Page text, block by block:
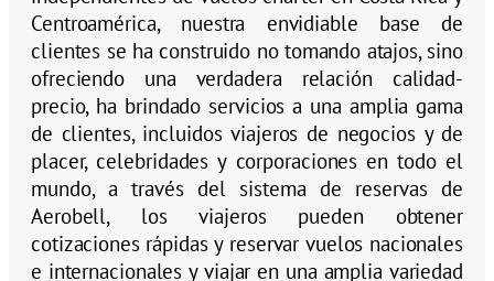
Centroamérica, nuestra envidiable base de
clientes se ha construido no tomando atajos, sino
ofreciendo una verdadera relación calidad-
precio, ha brindado servicios a una amplia gama
de clientes, incluidos viajeros de negocios y de
placer, celebridades y corporaciones en todo el
mundo, a través del sistema de reservas de
Aerobell, los viajeros pueden obtener
cotizaciones rápidas y reservar vuelos nacionales
e internacionales y viajar en una amplia variedad